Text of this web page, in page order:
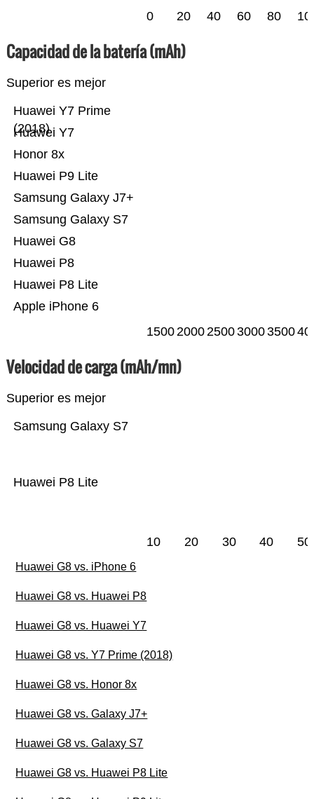
0 20 40 60 80
Capacidad de la batería (mAh)
Superior es mejor
Apple iPhone 6
Huawei P8 Lite
Huawei P8
Huawei G8
Samsung Galaxy S7
Samsung Galaxy J7+
Huawei P9 Lite
Honor 8x
Huawei Y7
Huawei Y7 Prime
(2018)
15002000250030003500
Velocidad de carga (mAh/mn)
Superior es mejor
Huawei P8 Lite
Samsung Galaxy S7
10 20 30 40 50
Huawei G8 vs. iPhone 6
Huawei G8 vs. Huawei P8
Huawei G8 vs. Huawei Y7
Huawei G8 vs. Y7 Prime (2018)
Huawei G8 vs. Honor 8x
Huawei G8 vs. Galaxy J7+
Huawei G8 vs. Galaxy S7
Huawei G8 vs. Huawei P8 Lite